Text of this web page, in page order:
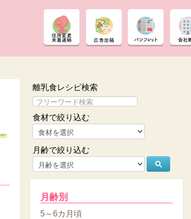
離乳食レシピ検索
食材で絞り込む
月齢で絞り込む
月齢別
5～6カ月頃